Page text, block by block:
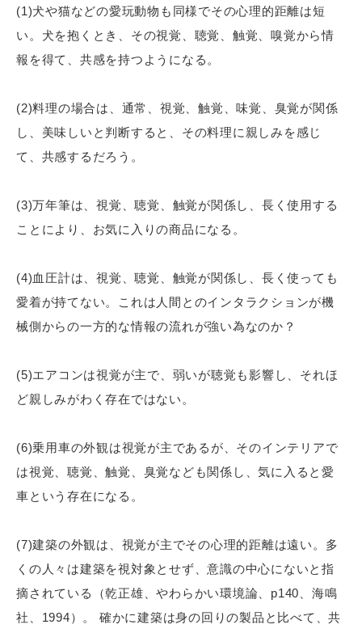
(1)犬や猫などの愛玩動物も同様でその心理的距離は短
い。犬を抱くとき、その視覚、聴覚、触覚、嗅覚から情
報を得て、共感を持つようになる。
(2)料理の場合は、通常、視覚、触覚、味覚、臭覚が関係
し、美味しいと判断すると、その料理に親しみを感じ
て、共感するだろう。
(3)万年筆は、視覚、聴覚、触覚が関係し、長く使用する
ことにより、お気に入りの商品になる。
(4)血圧計は、視覚、聴覚、触覚が関係し、長く使っても
愛着が持てない。これは人間とのインタラクションが機
械側からの一方的な情報の流れが強い為なのか？
(5)エアコンは視覚が主で、弱いが聴覚も影響し、それほ
ど親しみがわく存在ではない。
(6)乗用車の外観は視覚が主であるが、そのインテリアで
は視覚、聴覚、触覚、臭覚なども関係し、気に入ると愛
車という存在になる。
(7)建築の外観は、視覚が主でその心理的距離は遠い。多
くの人々は建築を視対象とせず、意識の中心にないと指
摘されている（乾正雄、やわらかい環境論、p140、海鳴
社、1994）。 確かに建築は身の回りの製品と比べて、共